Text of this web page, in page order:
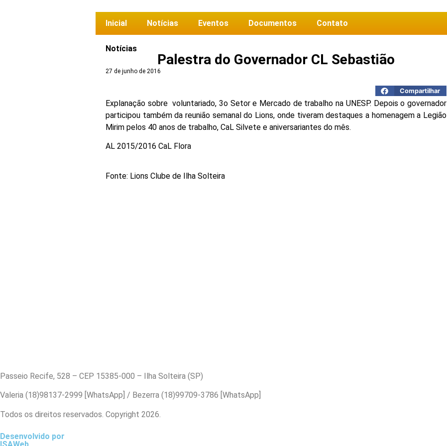
Inicial Notícias Eventos Documentos Contato
Notícias
Palestra do Governador CL Sebastião
27 de junho de 2016
Compartilhar
Explanação sobre voluntariado, 3o Setor e Mercado de trabalho na UNESP. Depois o governador
participou também da reunião semanal do Lions, onde tiveram destaques a homenagem a Legião
Mirim pelos 40 anos de trabalho, CaL Silvete e aniversariantes do mês.
AL 2015/2016 CaL Flora
Fonte: Lions Clube de Ilha Solteira
Passeio Recife, 528 – CEP 15385-000 – Ilha Solteira (SP)
Valeria (18)98137-2999 [WhatsApp] / Bezerra (18)99709-3786 [WhatsApp]
Todos os direitos reservados. Copyright 2026.
Desenvolvido por